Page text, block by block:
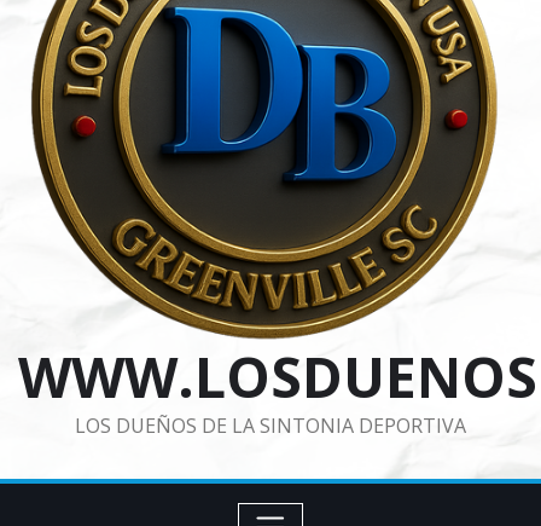
LOS DUEÑOS DE LA SINTONIA DEPORTIVA